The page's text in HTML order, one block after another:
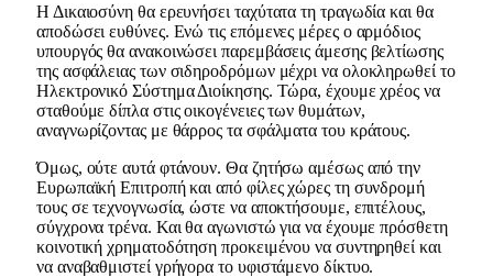
Η Δικαιοσύνη θα ερευνήσει ταχύτατα τη τραγωδία και θα
αποδώσει ευθύνες. Ενώ τις επόμενες μέρες ο αρμόδιος
υπουργός θα ανακοινώσει παρεμβάσεις άμεσης βελτίωσης
της ασφάλειας των σιδηροδρόμων μέχρι να ολοκληρωθεί το
Ηλεκτρονικό Σύστημα Διοίκησης. Τώρα, έχουμε χρέος να
σταθούμε δίπλα στις οικογένειες των θυμάτων,
αναγνωρίζοντας με θάρρος τα σφάλματα του κράτους.
Όμως, ούτε αυτά φτάνουν. Θα ζητήσω αμέσως από την
Ευρωπαϊκή Επιτροπή και από φίλες χώρες τη συνδρομή
τους σε τεχνογνωσία, ώστε να αποκτήσουμε, επιτέλους,
σύγχρονα τρένα. Και θα αγωνιστώ για να έχουμε πρόσθετη
κοινοτική χρηματοδότηση προκειμένου να συντηρηθεί και
να αναβαθμιστεί γρήγορα το υφιστάμενο δίκτυο.